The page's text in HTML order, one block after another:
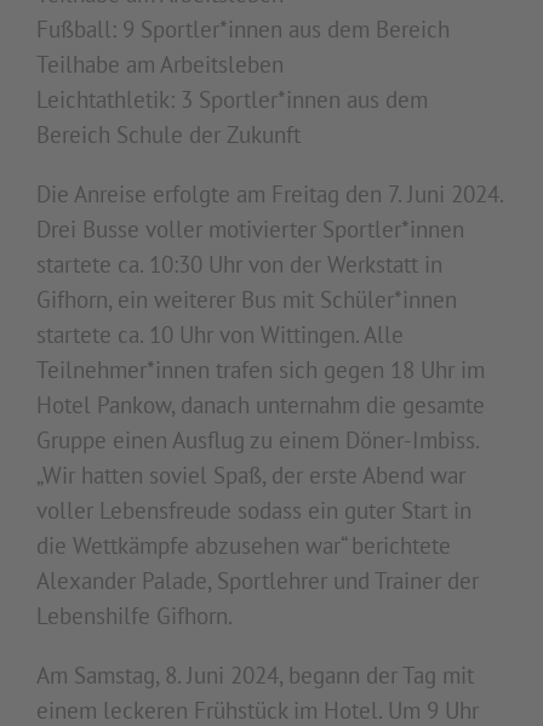
Fußball: 9 Sportler*innen aus dem Bereich
Teilhabe am Arbeitsleben
Leichtathletik: 3 Sportler*innen aus dem
Bereich Schule der Zukunft
Die Anreise erfolgte am Freitag den 7. Juni 2024.
Drei Busse voller motivierter Sportler*innen
startete ca. 10:30 Uhr von der Werkstatt in
Gifhorn, ein weiterer Bus mit Schüler*innen
startete ca. 10 Uhr von Wittingen. Alle
Teilnehmer*innen trafen sich gegen 18 Uhr im
Hotel Pankow, danach unternahm die gesamte
Gruppe einen Ausflug zu einem Döner-Imbiss.
„Wir hatten soviel Spaß, der erste Abend war
voller Lebensfreude sodass ein guter Start in
die Wettkämpfe abzusehen war“ berichtete
Alexander Palade, Sportlehrer und Trainer der
Lebenshilfe Gifhorn.
Am Samstag, 8. Juni 2024, begann der Tag mit
einem leckeren Frühstück im Hotel. Um 9 Uhr